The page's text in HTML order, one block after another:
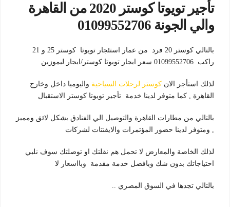
تأجير تويوتا كوستر 2020 من القاهرة
والي الجونة 01099552706
بالتالي كوستر 20 فرد من عمار استئجار تويوتا كوستر 25 و 21
راكب 01099552706 سعر ايجار تويوتا كوستر/ايجار ليموزين
لذلك استأجر الان كوستر لرحلات السياحية واليوميا داخل وخارج
القاهرة , كما متوفر لدينا خدمة تأجير تويوتا كوستر الاستقبال
بالتالي من مطارات القاهرة والتوصيل الي الفنادق بشكل لائق ومميز
, ومتوفر لدينا حضور المؤتمرات والايفنتات لشركات
لذلك الخاصة والمعارض لا تحمل هم نقلتك او توصلتك سوف نلبي
احتياجاتك بدون شك وبافضل خدمة مقدمة وبااسعار لا
بالتالي تجدها في السوق المصري ..